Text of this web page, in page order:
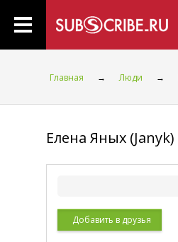
Главная → Люди →
Елена Яных (Janyk)
Добавить в друзья